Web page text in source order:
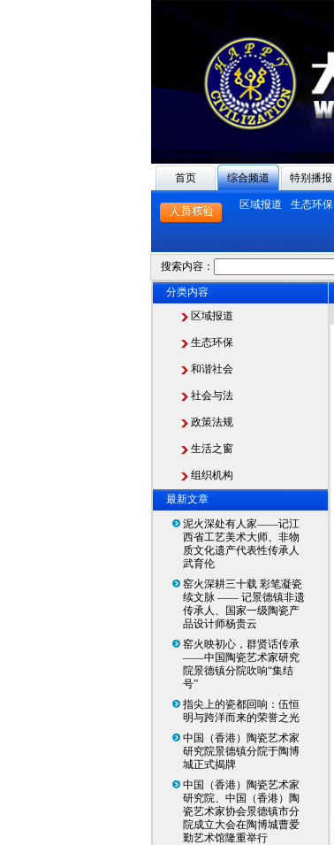
首页 综合频道 特别播报
区域报道 生态环保
搜索内容：
分类内容
区域报道
生态环保
和谐社会
社会与法
政策法规
生活之窗
组织机构
最新文章
泥火深处有人家——记江
西省工艺美术大师、非物
质文化遗产代表性传承人
武育伦
窑火深耕三十载 彩笔凝瓷
续文脉 —— 记景德镇非遗
传承人、国家一级陶瓷产
品设计师杨贵云
窑火映初心，群贤话传承
——中国陶瓷艺术家研究
院景德镇分院吹响“集结
号”
指尖上的瓷都回响：伍恒
明与跨洋而来的荣誉之光
中国（香港）陶瓷艺术家
研究院景德镇分院于陶博
城正式揭牌
中国（香港）陶瓷艺术家
研究院、中国（香港）陶
瓷艺术家协会景德镇市分
院成立大会在陶博城曹爱
勤艺术馆隆重举行